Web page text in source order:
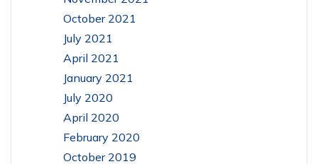
October 2021
July 2021
April 2021
January 2021
July 2020
April 2020
February 2020
October 2019